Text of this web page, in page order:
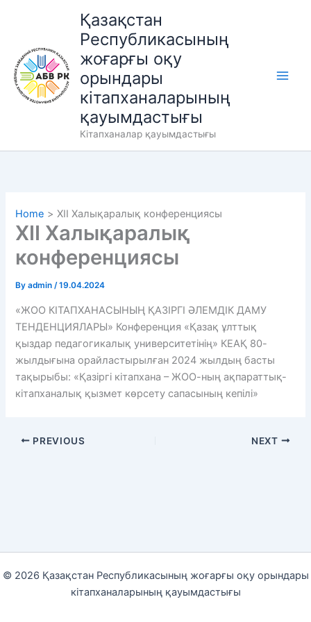
Қазақстан
Республикасының
жоғарғы оқу
орындары
кітапханаларының
қауымдастығы
Кітапханалар қауымдастығы
Home XІI Халықаралық конференциясы
XІI Халықаралық
конференциясы
Byadmin/19.04.2024
«ЖОО КІТАПХАНАСЫНЫҢ ҚАЗІРГІ ӘЛЕМДІК ДАМУ
ТЕНДЕНЦИЯЛАРЫ» Конференция «Қазақ ұлттық
қыздар педагогикалық университетінің» КЕАҚ 80-
жылдығына орайластырылған 2024 жылдың басты
тақырыбы: «Қазіргі кітапхана – ЖОО-ның ақпараттық-
кітапханалық қызмет көрсету сапасының кепілі»
PREVIOUS NEXT
© 2026 Қазақстан Республикасының жоғарғы оқу орындары
кітапханаларының қауымдастығы